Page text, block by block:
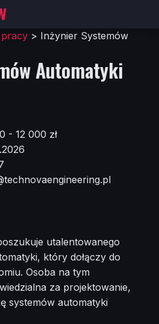
> Inżynier Systemów
Automatyki
- 12 000 zł
utalentowanego
który dołączy do
Osoba na tym
za projektowanie,
systemów automatyki